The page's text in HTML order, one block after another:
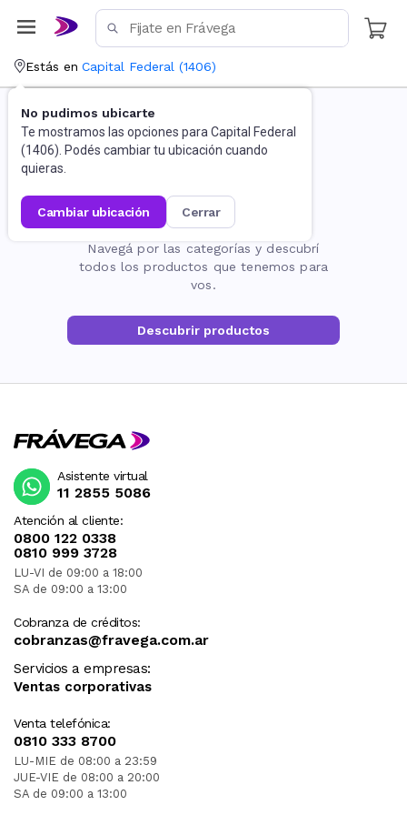
Estás en Capital Federal (1406)
No pudimos ubicarte
Te mostramos las opciones para Capital Federal
(1406). Podés cambiar tu ubicación cuando
quieras.
cambiar ubicación cerrar
La página no existe
Navegá por las categorías y descubrí
todos los productos que tenemos para
vos.
Descubrir productos
Atención al cliente:
0800 122 0338
0810 999 3728
LU-VI de 09:00 a 18:00
SA de 09:00 a 13:00
Cobranza de créditos:
cobranzas@fravega.com.ar
Servicios a empresas:
Ventas corporativas
Venta telefónica:
0810 333 8700
LU-MIE de 08:00 a 23:59
JUE-VIE de 08:00 a 20:00
SA de 09:00 a 13:00
Asistente virtual
11 2855 5086